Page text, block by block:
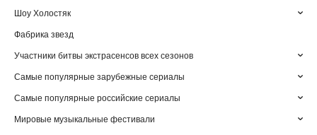
Шоу Холостяк
Фабрика звезд
Участники битвы экстрасенсов всех сезонов
Самые популярные зарубежные сериалы
Самые популярные российские сериалы
Мировые музыкальные фестивали